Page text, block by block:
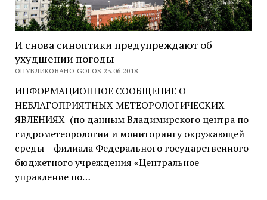
И снова синоптики предупреждают об
ухудшении погоды
ОПУБЛИКОВАНО GOLOS 23.06.2018
ИНФОРМАЦИОННОЕ СООБЩЕНИЕ О
НЕБЛАГОПРИЯТНЫХ МЕТЕОРОЛОГИЧЕСКИХ
ЯВЛЕНИЯХ (по данным Владимирского центра по
гидрометеорологии и мониторингу окружающей
среды – филиала Федерального государственного
бюджетного учреждения «Центральное
управление по…